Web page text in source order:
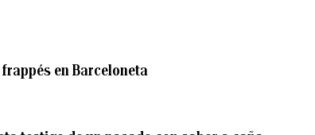
en Barceloneta